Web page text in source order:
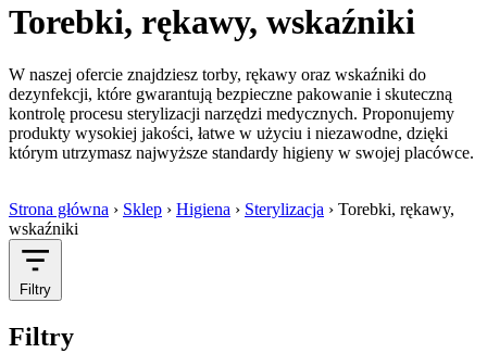
Torebki, rękawy, wskaźniki
W naszej ofercie znajdziesz torby, rękawy oraz wskaźniki do
dezynfekcji, które gwarantują bezpieczne pakowanie i skuteczną
kontrolę procesu sterylizacji narzędzi medycznych. Proponujemy
produkty wysokiej jakości, łatwe w użyciu i niezawodne, dzięki
którym utrzymasz najwyższe standardy higieny w swojej placówce.
Strona główna › Sklep › Higiena › Sterylizacja › Torebki, rękawy,
wskaźniki
Filtry
Filtry